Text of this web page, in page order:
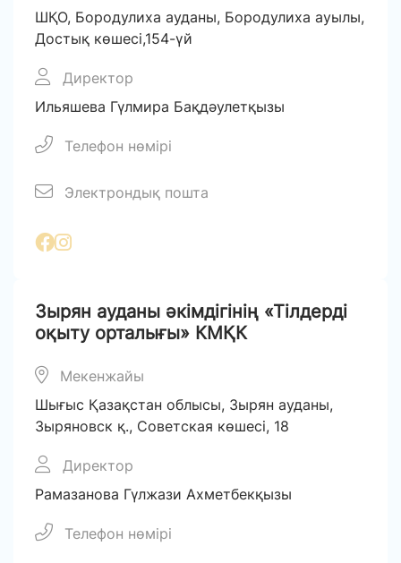
ШҚО, Бородулиха ауданы, Бородулиха ауылы,
Достық көшесі,154-үй
Директор
Ильяшева Гүлмира Бақдәулетқызы
Телефон нөмірі
Электрондық пошта
Зырян ауданы әкімдігінің «Тілдерді
оқыту орталығы» КМҚК
Мекенжайы
Шығыс Қазақстан облысы, Зырян ауданы,
Зыряновск қ., Советская көшесі, 18
Директор
Рамазанова Гүлжази Ахметбекқызы
Телефон нөмірі